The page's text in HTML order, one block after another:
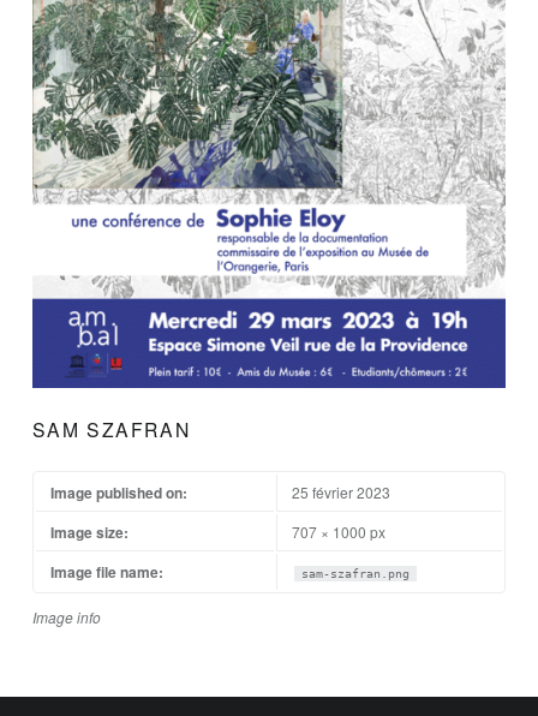
SAM SZAFRAN
Image info
Image published on: 25 février 2023
Image size: 707 × 1000 px
Image file name: sam-szafran.png